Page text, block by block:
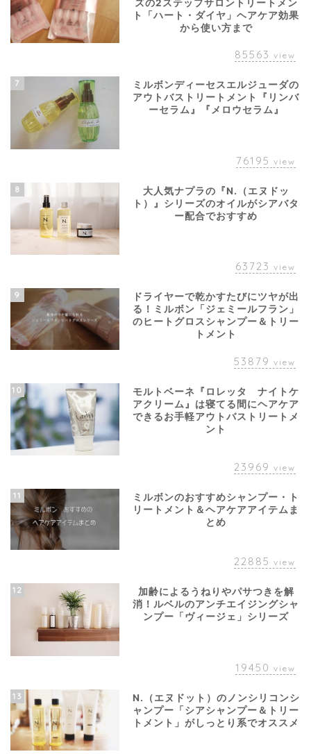
ズの2ステップサロントリートメン
ト「ハート・ダイヤ」ヘアケア効果
から使い方まで
85563 view
7
ミルボンディーセスエルジューダの
アウトバストリートメント『リンバ
ーセラム』『メロウセラム』
76195 view
8
大人気ナプラの『N.（エヌドッ
ト）』シリーズのオイルがシアバタ
ー配合でおすすめ
63723 view
9
ドライヤーで乾かすたびにツヤが出
る！ミルボン「ジェミールフラン」
のヒートグロスシャンプー＆トリー
トメント
53879 view
10
モルトベーネ『ロレッタ ナイトケ
アクリーム』は寝てる間にヘアケア
できるお手軽アウトバストリートメ
ント
23969 view
11
ミルボンのおすすめシャンプー・ト
リートメント＆ヘアケアアイテムま
とめ
22885 view
12
加齢によるうねりやパサつきを解
消！ルベルのアンチエイジングシャ
ンプー「ヴィージェ」シリーズ
19450 view
13
N.（エヌドット）のノンシリコンシ
ャンプー「シアシャンプー＆トリー
トメント」がしっとり系でオススメ